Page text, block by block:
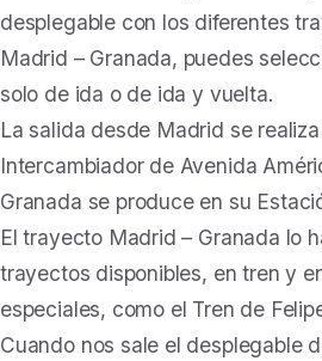
desplegable con los diferentes
Madrid – Granada, puedes
solo de ida o de ida y vuelta.
La salida desde Madrid se
Intercambiador de Avenida
Granada se produce en su
El trayecto Madrid – Granada lo
trayectos disponibles, en tren y
especiales, como el Tren de
Cuando nos sale el desplegable